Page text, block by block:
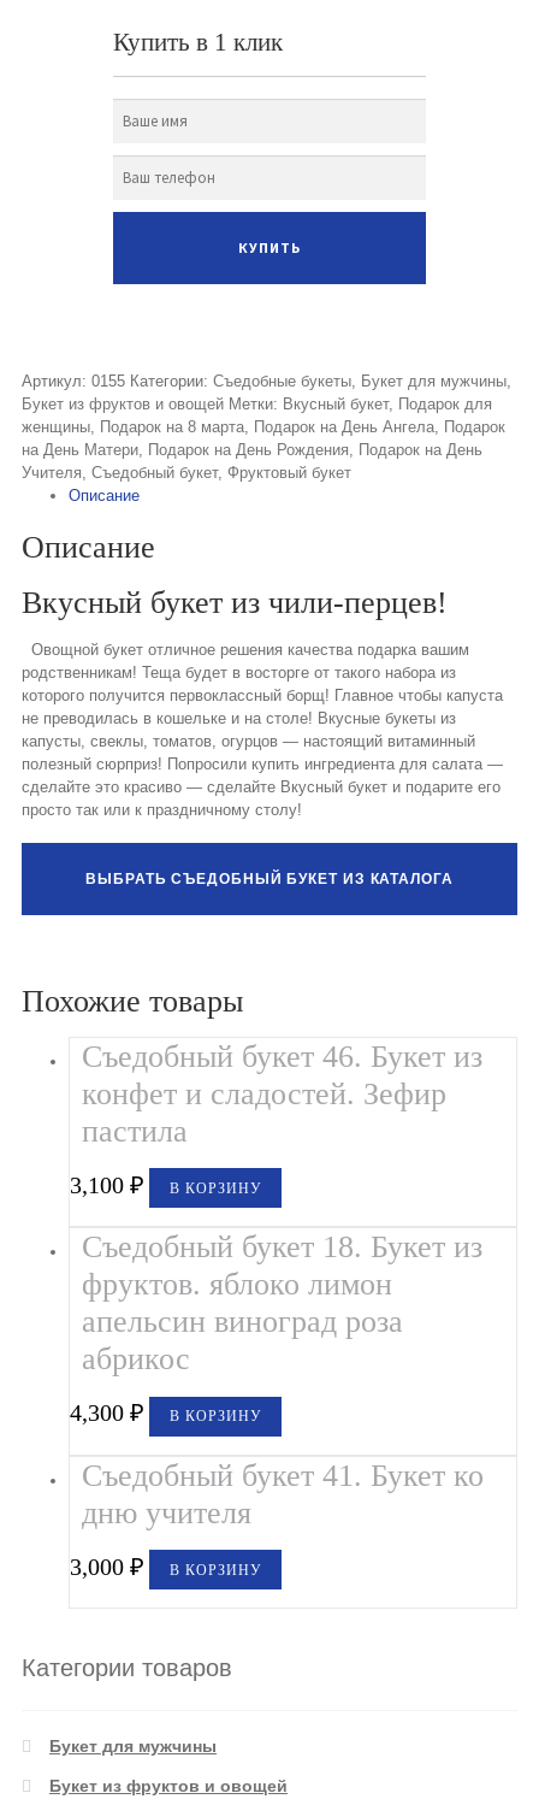
Купить в 1 клик
Артикул:0155 Категории:Съедобные букеты, Букет для мужчины,
Букет из фруктов и овощей Метки: Вкусный букет, Подарок для
женщины, Подарок на 8 марта, Подарок на День Ангела, Подарок
на День Матери, Подарок на День Рождения, Подарок на День
Учителя,Съедобный букет,Фруктовый букет
Описание
Описание
Вкусный букет из чили-перцев!
Овощной букет отличное решения качества подарка вашим
родственникам! Теща будет в восторге от такого набора из
которого получится первоклассный борщ! Главное чтобы капуста
не преводилась в кошельке и на столе! Вкусные букеты из
капусты, свеклы, томатов, огурцов — настоящий витаминный
полезный сюрприз! Попросили купить ингредиента для салата —
сделайте это красиво — сделайте Вкусный букет и подарите его
просто так или к праздничному столу!
ВЫБРАТЬ СЪЕДОБНЫЙ БУКЕТ ИЗ КАТАЛОГА
Похожие товары
Съедобный букет 46. Букет из
конфет и сладостей. Зефир
пастила
3,100₽ В КОРЗИНУ
Съедобный букет 18. Букет из
фруктов. яблоко лимон
апельсин виноград роза
абрикос
4,300₽ В КОРЗИНУ
Съедобный букет 41. Букет ко
дню учителя
3,000₽ В КОРЗИНУ
Категории товаров
Букет для мужчины
Букет из фруктов и овощей